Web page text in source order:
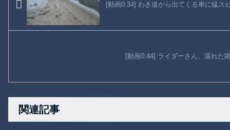
[動画0:34] わき道から出てくる車に猛ス
[動画0:44] ライダーさん、濡れた
関連記事